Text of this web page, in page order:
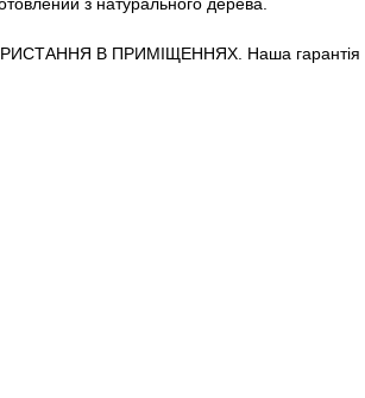
В ПРИМІЩЕННЯХ. Наша гарантія